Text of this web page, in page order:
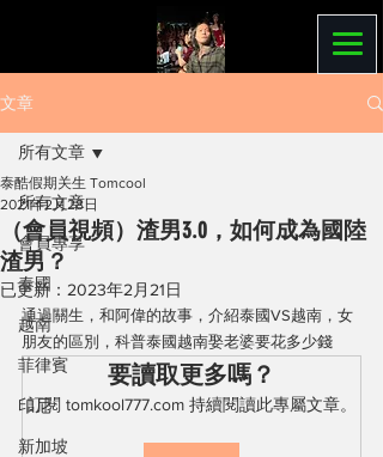
文章
所有文章
會員專享
泰國
越南
菲律賓
印尼
新加坡
所有文章
（會員視頻）渣男3.0，如何成為國陸
渣男？
泰酷假期关生 Tomcool
2021年2月28日
已更新： 2023年2月21日
通過關生，和阿偉的故事，介紹泰國VS越南，女
朋友的區別，科普泰國越南娶老婆要花多少錢
要讀取更多嗎？
訂閱 tomkool777.com 持續閱讀此專屬文章。